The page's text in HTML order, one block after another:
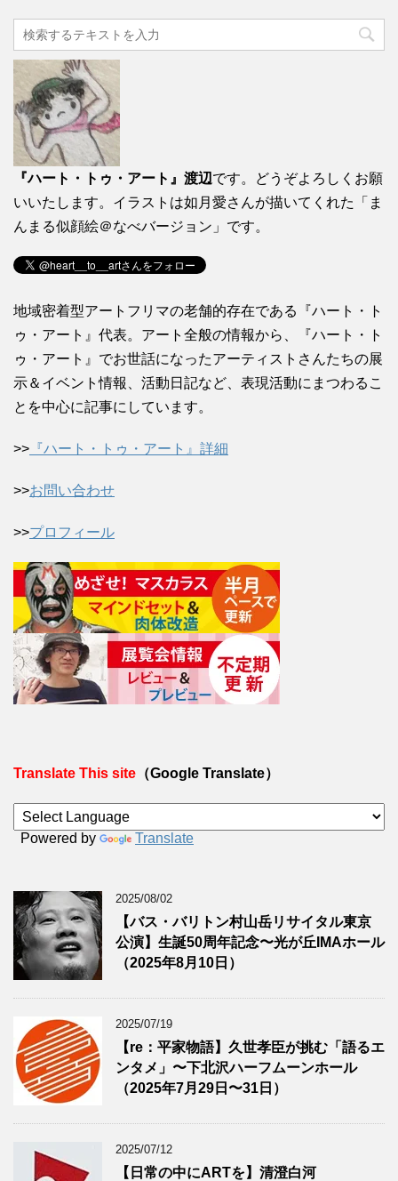
『ハート・トゥ・アート』渡辺です。どうぞよろしくお願
いいたします。イラストは如月愛さんが描いてくれた「ま
んまる似顔絵＠なべバージョン」です。
地域密着型アートフリマの老舗的存在である『ハート・ト
ゥ・アート』代表。アート全般の情報から、『ハート・ト
ゥ・アート』でお世話になったアーティストさんたちの展
示＆イベント情報、活動日記など、表現活動にまつわるこ
とを中心に記事にしています。
>> 『ハート・トゥ・アート』詳細
>>お問い合わせ
>>プロフィール
Translate This site （Google Translate）
Powered by Translate
2025/08/02
【バス・バリトン村山岳リサイタル東京
公演】生誕50周年記念〜光が丘IMAホール
（2025年8月10日）
2025/07/19
【re：平家物語】久世孝臣が挑む「語るエ
ンタメ」〜下北沢ハーフムーンホール
（2025年7月29日〜31日）
2025/07/12
【日常の中にARTを】清澄白河